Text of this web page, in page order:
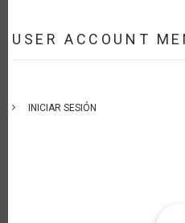
USER ACCOUNT
INICIAR SESIÓN